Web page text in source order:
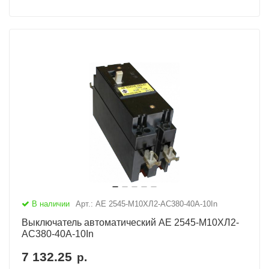
В наличии Арт.: АЕ 2545-М10ХЛ2-AC380-40А-10In
Выключатель автоматический АЕ 2545-М10ХЛ2-
AC380-40А-10In
7 132.25 р.